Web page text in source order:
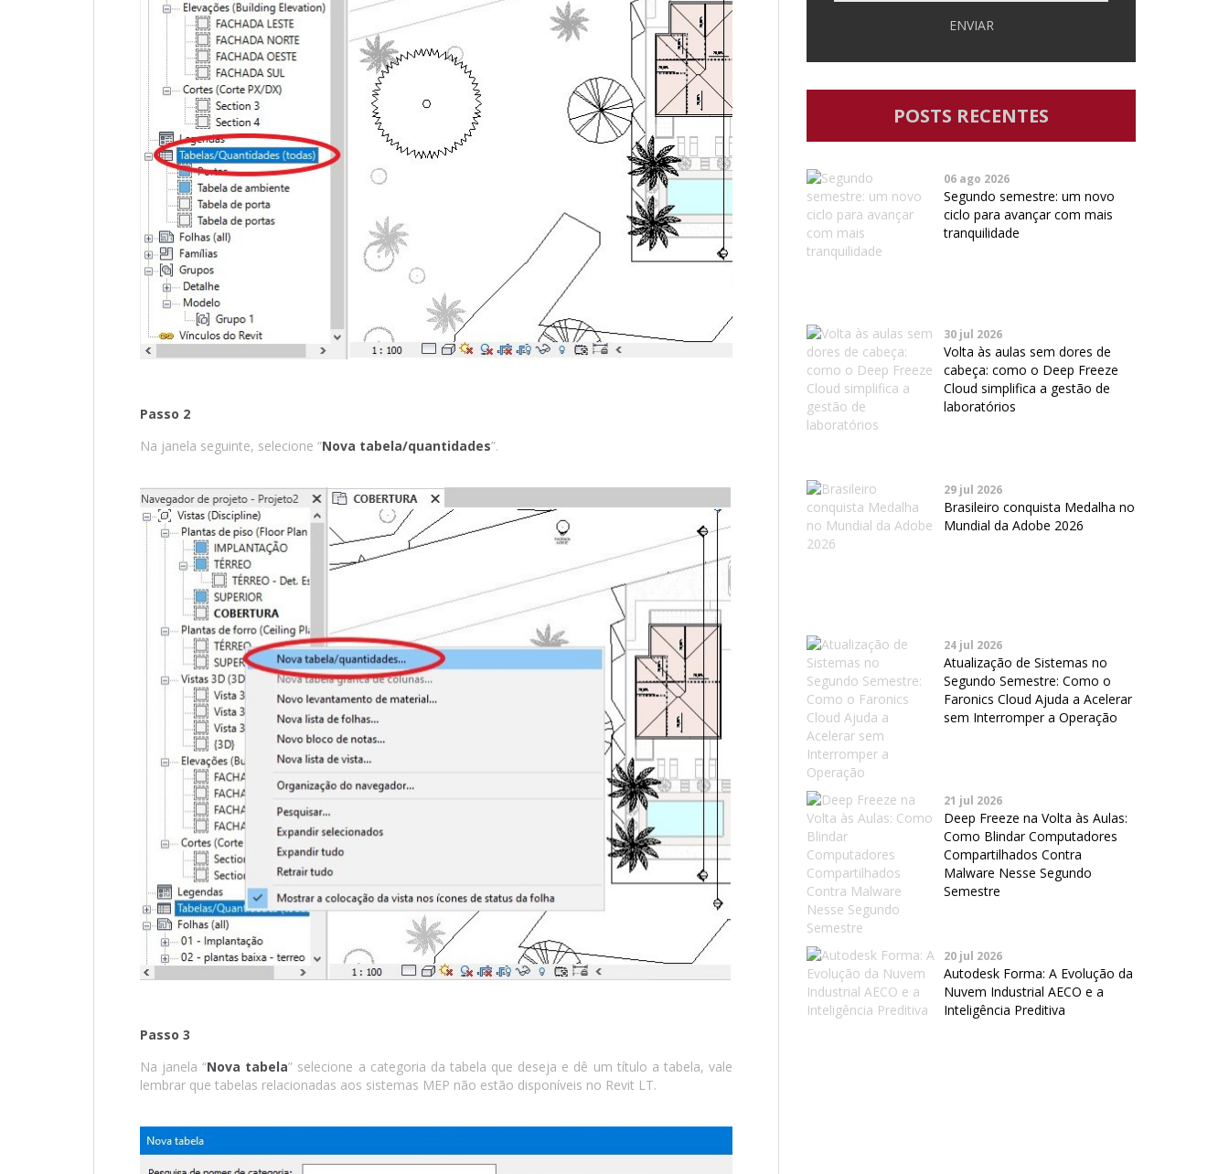
Passo 2
Na janela seguinte, selecione “Nova tabela/quantidades”.
Passo 3
Na janela “Nova tabela” selecione a categoria da tabela que deseja e dê um título a tabela, vale
lembrar que tabelas relacionadas aos sistemas MEP não estão disponíveis no Revit LT.
ENVIAR
POSTS RECENTES
06 ago 2026
Segundo semestre: um novo
ciclo para avançar com mais
tranquilidade
30 jul 2026
Volta às aulas sem dores de
cabeça: como o Deep Freeze
Cloud simplifica a gestão de
laboratórios
29 jul 2026
Brasileiro conquista Medalha no
Mundial da Adobe 2026
24 jul 2026
Atualização de Sistemas no
Segundo Semestre: Como o
Faronics Cloud Ajuda a Acelerar
sem Interromper a Operação
21 jul 2026
Deep Freeze na Volta às Aulas:
Como Blindar Computadores
Compartilhados Contra
Malware Nesse Segundo
Semestre
20 jul 2026
Autodesk Forma: A Evolução da
Nuvem Industrial AECO e a
Inteligência Preditiva